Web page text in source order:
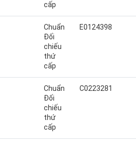
cấp
Chuẩn
Đối
chiếu
thứ
cấp
E0124398
Chuẩn
Đối
chiếu
thứ
cấp
C0223281